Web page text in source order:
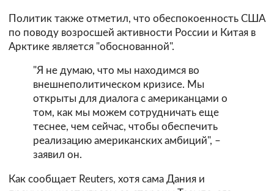
Политик также отметил, что обеспокоенность США
по поводу возросшей активности России и Китая в
Арктике является "обоснованной".
"Я не думаю, что мы находимся во
внешнеполитическом кризисе. Мы
открыты для диалога с американцами о
том, как мы можем сотрудничать еще
теснее, чем сейчас, чтобы обеспечить
реализацию американских амбиций", –
заявил он.
Как сообщает Reuters, хотя сама Дания и